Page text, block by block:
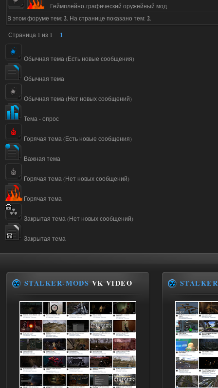
Геймплейно-графический оружейный мод
В этом форуме тем: 2. На странице показано тем: 2.
Страница 1 из 1 1
Обычная тема (Есть новые сообщения)
Обычная тема
Обычная тема (Нет новых сообщений)
Тема - опрос
Горячая тема (Есть новые сообщения)
Важная тема
Горячая тема (Нет новых сообщений)
Горячая тема
Закрытая тема (Нет новых сообщений)
Закрытая тема
STALKER-MODS VK VIDEO